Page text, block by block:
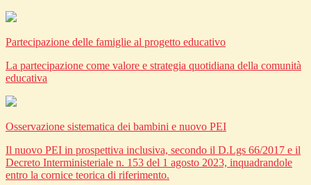
Partecipazione delle famiglie al progetto educativo
La partecipazione come valore e strategia quotidiana della comunità
educativa
Osservazione sistematica dei bambini e nuovo PEI
Il nuovo PEI in prospettiva inclusiva, secondo il D.Lgs 66/2017 e il
Decreto Interministeriale n. 153 del 1 agosto 2023, inquadrandole
entro la cornice teorica di riferimento.